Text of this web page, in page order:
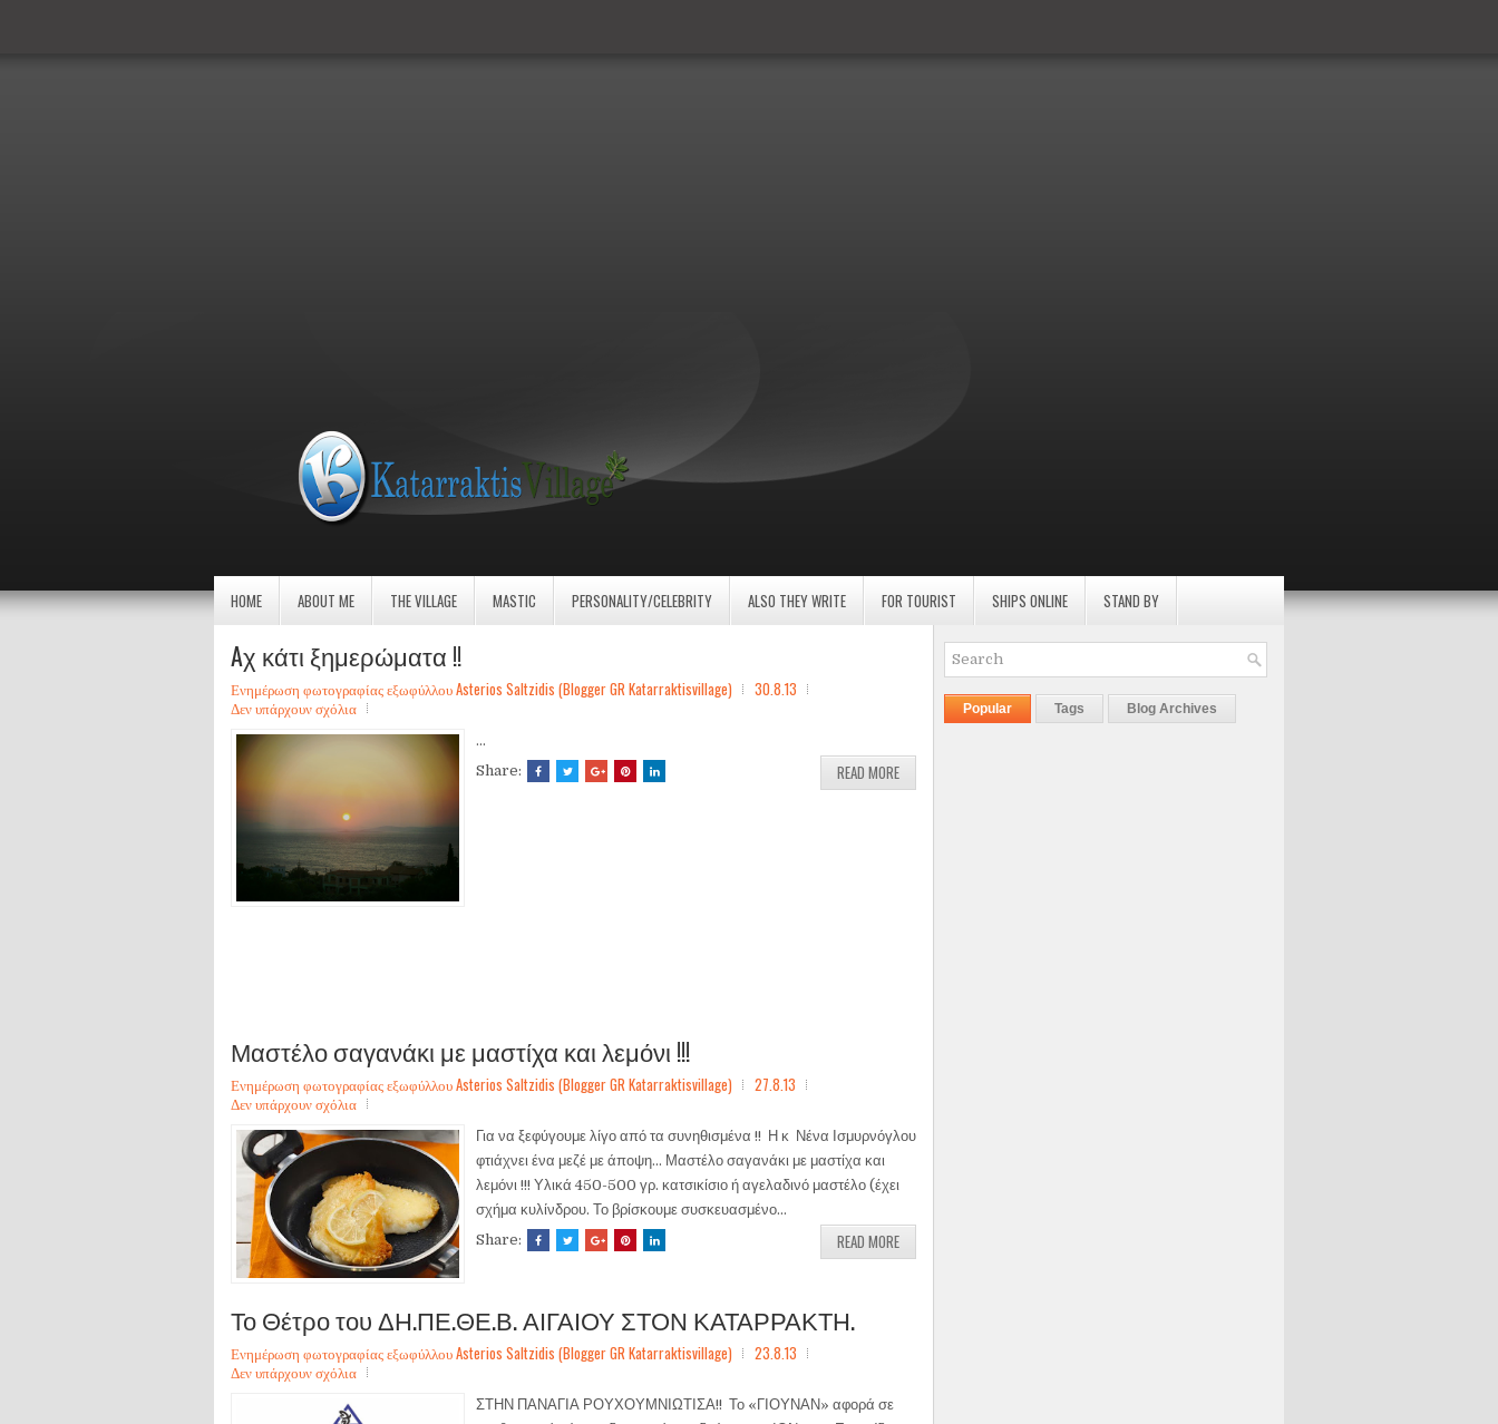
HOME ABOUT ME THE VILLAGE MASTIC PERSONALITY/CELEBRITY ALSO THEY WRITE FOR TOURIST SHIPS ONLINE STAND BY
Aχ κάτι ξημερώματα !!
Ενημέρωση φωτογραφίας εξωφύλλου Asterios Saltzidis (Blogger GR Katarraktisvillage)
30.8.13
Δεν υπάρχουν σχόλια
...
Share:
READ MORE
Μαστέλο σαγανάκι με μαστίχα και λεμόνι !!!
Ενημέρωση φωτογραφίας εξωφύλλου Asterios Saltzidis (Blogger GR Katarraktisvillage)
27.8.13
Δεν υπάρχουν σχόλια
Για να ξεφύγουμε λίγο από τα συνηθισμένα !! Η κ Νένα Ισμυρνόγλου
φτιάχνει ένα μεζέ με άποψη... Μαστέλο σαγανάκι με μαστίχα και
λεμόνι !!! Υλικά 450-500 γρ. κατσικίσιο ή αγελαδινό μαστέλο (έχει
σχήμα κυλίνδρου. Το βρίσκουμε συσκευασμένο...
Share:
READ MORE
Το Θέτρο του ΔΗ.ΠΕ.ΘΕ.Β. ΑΙΓΑΙΟΥ ΣΤΟΝ ΚΑΤΑΡΡΑΚΤΗ.
Ενημέρωση φωτογραφίας εξωφύλλου Asterios Saltzidis (Blogger GR Katarraktisvillage)
23.8.13
Δεν υπάρχουν σχόλια
ΣΤΗΝ ΠΑΝΑΓΙΑ ΡΟΥΧΟΥΜΝΙΩΤΙΣΑ!! Το «ΓΙΟΥΝΑΝ» αφορά σε
Popular Tags Blog Archives